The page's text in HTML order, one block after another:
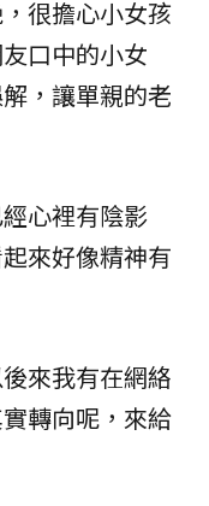
很擔心小女孩
口中的小女
，讓單親的老
心裡有陰影
來好像精神有
來我有在網絡
轉向呢，來給